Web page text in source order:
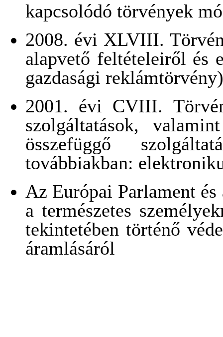
kapcsolódó törvények
2008. évi XLVIII.
alapvető feltételeiről és
gazdasági
2001. évi CVIII.
szolgáltatások,
összefüggő
továbbiakban:
Az Európai Parlament
a természetes
tekintetében történő
áramlásáról